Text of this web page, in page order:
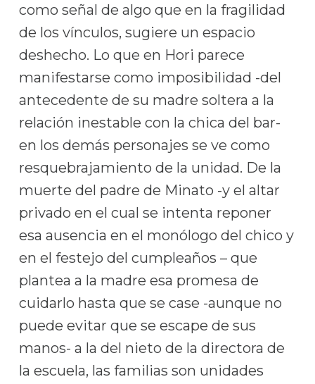
como señal de algo que en la fragilidad
de los vínculos, sugiere un espacio
deshecho. Lo que en Hori parece
manifestarse como imposibilidad -del
antecedente de su madre soltera a la
relación inestable con la chica del bar-
en los demás personajes se ve como
resquebrajamiento de la unidad. De la
muerte del padre de Minato -y el altar
privado en el cual se intenta reponer
esa ausencia en el monólogo del chico y
en el festejo del cumpleaños – que
plantea a la madre esa promesa de
cuidarlo hasta que se case -aunque no
puede evitar que se escape de sus
manos- a la del nieto de la directora de
la escuela, las familias son unidades